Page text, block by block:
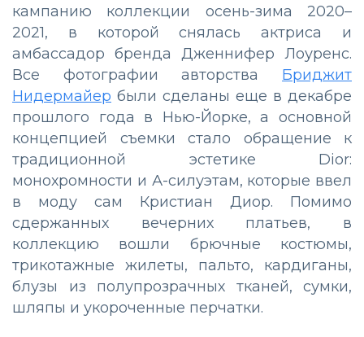
кампанию коллекции осень-зима 2020–
2021, в которой снялась актриса и
амбассадор бренда Дженнифер Лоуренс.
Все фотографии авторства Бриджит
Нидермайер были сделаны еще в декабре
прошлого года в Нью-Йорке, а основной
концепцией съемки стало обращение к
традиционной эстетике Dior:
монохромности и А-силуэтам, которые ввел
в моду сам Кристиан Диор. Помимо
сдержанных вечерних платьев, в
коллекцию вошли брючные костюмы,
трикотажные жилеты, пальто, кардиганы,
блузы из полупрозрачных тканей, сумки,
шляпы и укороченные перчатки.